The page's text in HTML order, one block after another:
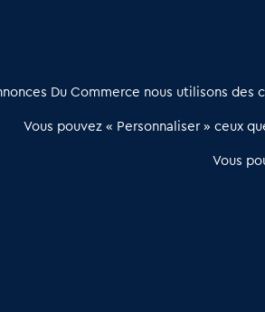
acteurs de l’immobilier commercial
02 54
Notre
Qui
Du Commerce nous utilisons
Vous pouvez « Personnaliser » ceux
Vous